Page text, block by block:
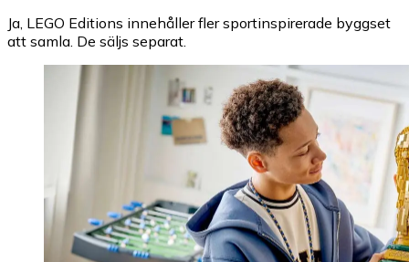
Ja, LEGO Editions innehåller fler sportinspirerade byggset
att samla. De säljs separat.